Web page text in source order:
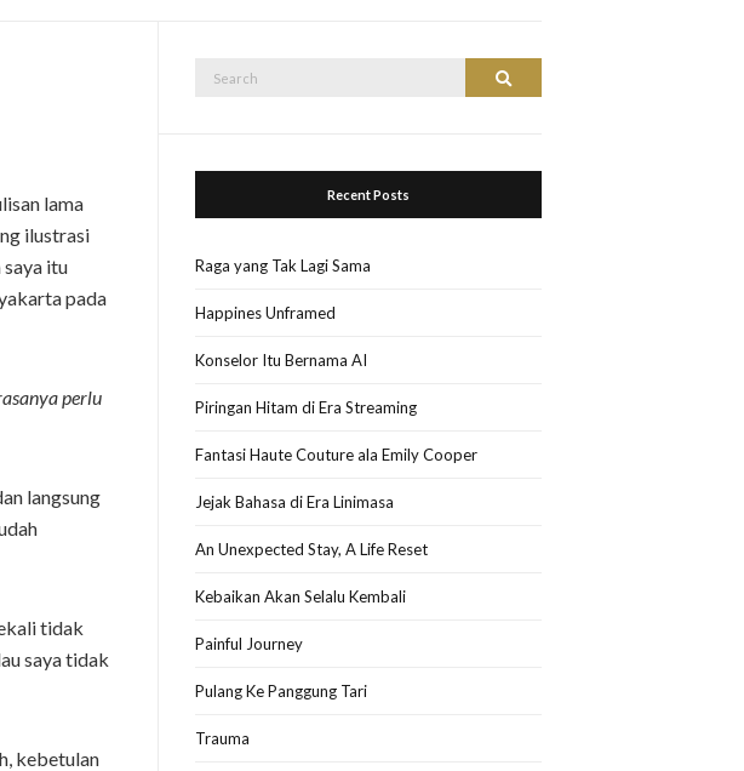
lama
ilustrasi
itu
pada
perlu
langsung
tidak
saya tidak
kebetulan
Search
Recent Posts
Raga yang Tak Lagi Sama
Happines Unframed
Konselor Itu Bernama AI
Piringan Hitam di Era Streaming
Fantasi Haute Couture ala Emily Cooper
Jejak Bahasa di Era Linimasa
An Unexpected Stay, A Life Reset
Kebaikan Akan Selalu Kembali
Painful Journey
Pulang Ke Panggung Tari
Trauma